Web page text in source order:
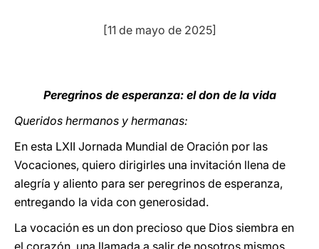
[11 de mayo de 2025]
Peregrinos de esperanza: el don de la vida
Queridos hermanos y hermanas:
En esta LXII Jornada Mundial de Oración por las
Vocaciones, quiero dirigirles una invitación llena de
alegría y aliento para ser peregrinos de esperanza,
entregando la vida con generosidad.
La vocación es un don precioso que Dios siembra en
el corazón, una llamada a salir de nosotros mismos